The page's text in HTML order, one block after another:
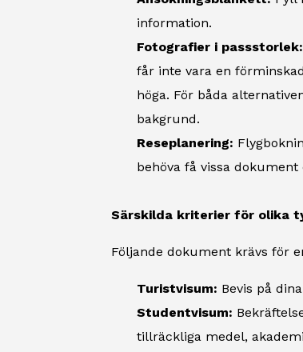
information.
Fotografier i passstorlek:
får inte vara en
höga. För båda
bakgrund.
Reseplanering:
behöva få vissa
Särskilda kriterier för olika
Följande dokument krävs för
Turistvisum: Bevis på
Studentvisum:
tillräckliga medel,